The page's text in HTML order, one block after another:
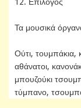
Τα μουσικά
Ούτι, τουμπάκια,
αθάνατοι,
μπουζούκι
τύμπανο,